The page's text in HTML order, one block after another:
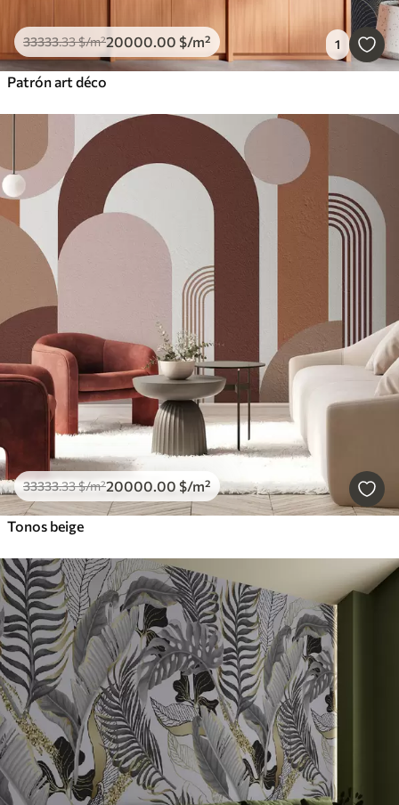
33333.33$/m²20000 .00 $/m² 1
Patrón art déco
33333.33$/m²20000 .00 $/m²
Tonos beige